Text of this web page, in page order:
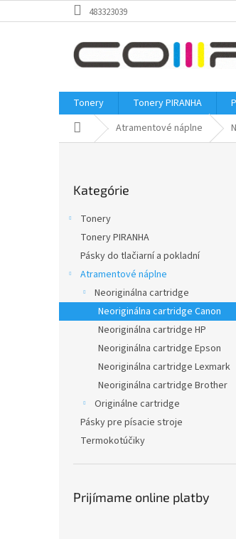
na
483323039
Tonery Tonery PIRANHA
DomovAtramentové náplne
kategórie
Kategórie
Tonery
Tonery PIRANHA
Pásky do tlačiarní a pokladní
Atramentové náplne
Neoriginálna cartridge
Neoriginálna cartridge Canon
Neoriginálna cartridge HP
Neoriginálna cartridge Epson
Neoriginálna cartridge Lexmark
Neoriginálna cartridge Brother
Originálne cartridge
Pásky pre písacie stroje
Termokotúčiky
Prijímame online platby